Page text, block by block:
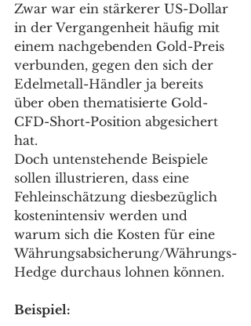
Zwar war ein stärkerer US-Dollar
in der Vergangenheit häufig mit
einem nachgebenden Gold-Preis
verbunden, gegen den sich der
Edelmetall-Händler ja bereits
über oben thematisierte Gold-
CFD-Short-Position abgesichert
hat.
Doch untenstehende Beispiele
sollen illustrieren, dass eine
Fehleinschätzung diesbezüglich
kostenintensiv werden und
warum sich die Kosten für eine
Währungsabsicherung/Währungs-
Hedge durchaus lohnen können.
Beispiel: